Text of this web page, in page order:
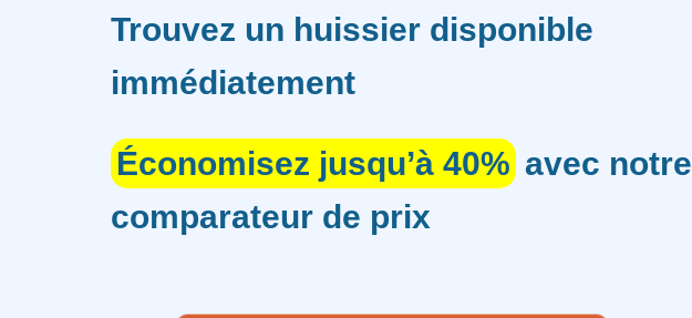
Trouvez un huissier disponible
immédiatement
Économisez jusqu’à 40% avec notre
comparateur de prix